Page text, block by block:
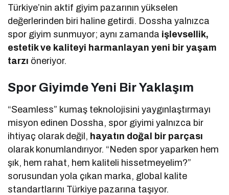
Türkiye’nin aktif giyim pazarının yükselen
değerlerinden biri haline getirdi. Dossha yalnızca
spor giyim sunmuyor; aynı zamanda işlevsellik,
estetik ve kaliteyi harmanlayan yeni bir yaşam
tarzı öneriyor.
Spor Giyimde Yeni Bir Yaklaşım
“Seamless” kumaş teknolojisini yaygınlaştırmayı
misyon edinen Dossha, spor giyimi yalnızca bir
ihtiyaç olarak değil, hayatın doğal bir parçası
olarak konumlandırıyor. “Neden spor yaparken hem
şık, hem rahat, hem kaliteli hissetmeyelim?”
sorusundan yola çıkan marka, global kalite
standartlarını Türkiye pazarına taşıyor.